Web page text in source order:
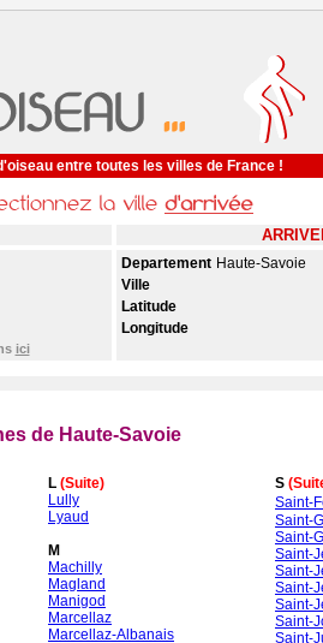
entre toutes les villes de France !
ici
Departement Haute-Savoie
Ville
Latitude
Longitude
de Haute-Savoie
L (Suite)
Lully
Lyaud
M
Machilly
Magland
Manigod
Marcellaz
Marcellaz-Albanais
S
Saint-
Saint-
Saint-
Saint-
Saint-
Saint-
Saint-
Saint-
Saint-